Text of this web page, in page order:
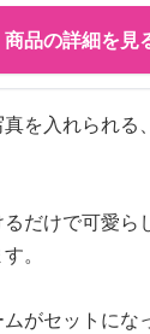
商品の詳細を見
を入れられる
だけで可愛ら
。
がセットにな